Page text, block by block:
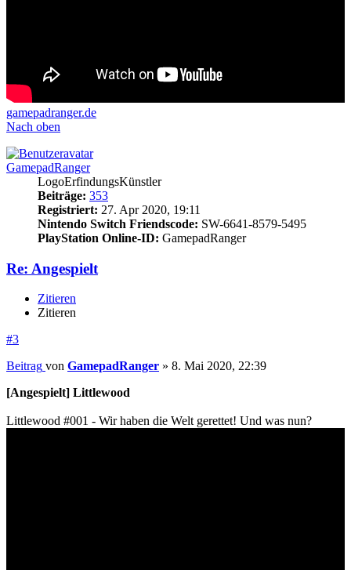
gamepadranger.de
Nach oben
GamepadRanger
LogoErfindungsKünstler
Beiträge: 353
Registriert: 27. Apr 2020, 19:11
Nintendo Switch Friendscode: SW-6641-8579-5495
PlayStation Online-ID: GamepadRanger
Re: Angespielt
Zitieren
Zitieren
#3
Beitrag von GamepadRanger » 8. Mai 2020, 22:39
[Angespielt] Littlewood
Littlewood #001 - Wir haben die Welt gerettet! Und was nun?